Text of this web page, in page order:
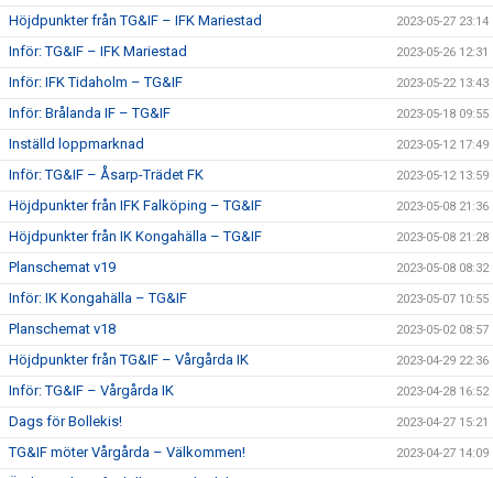
Höjdpunkter från TG&IF – IFK Mariestad 2023-05-27 23:14
Inför: TG&IF – IFK Mariestad 2023-05-26 12:31
Inför: IFK Tidaholm – TG&IF 2023-05-22 13:43
Inför: Brålanda IF – TG&IF 2023-05-18 09:55
Inställd loppmarknad 2023-05-12 17:49
Inför: TG&IF – Åsarp-Trädet FK 2023-05-12 13:59
Höjdpunkter från IFK Falköping – TG&IF 2023-05-08 21:36
Höjdpunkter från IK Kongahälla – TG&IF 2023-05-08 21:28
Planschemat v19 2023-05-08 08:32
Inför: IK Kongahälla – TG&IF 2023-05-07 10:55
Planschemat v18 2023-05-02 08:57
Höjdpunkter från TG&IF – Vårgårda IK 2023-04-29 22:36
Inför: TG&IF – Vårgårda IK 2023-04-28 16:52
Dags för Bollekis! 2023-04-27 15:21
TG&IF möter Vårgårda – Välkommen! 2023-04-27 14:09